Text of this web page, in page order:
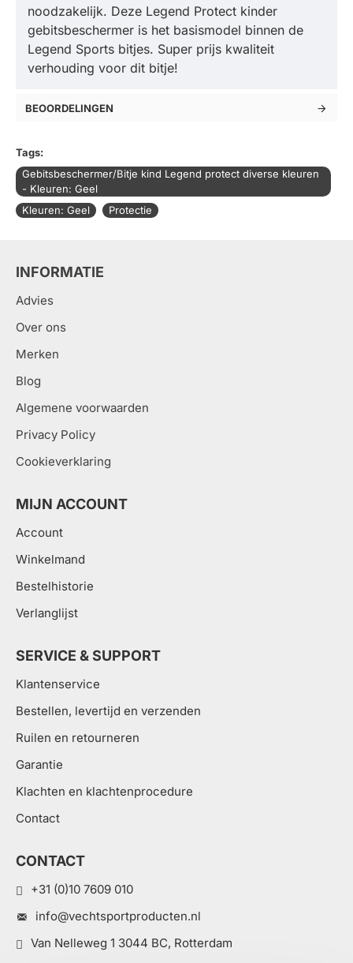
noodzakelijk. Deze Legend Protect kinder
gebitsbeschermer is het basismodel binnen de
Legend Sports bitjes. Super prijs kwaliteit
verhouding voor dit bitje!
BEOORDELINGEN
Tags:
Gebitsbeschermer/Bitje kind Legend protect diverse kleuren
- Kleuren: Geel
Kleuren: Geel
Protectie
INFORMATIE
Advies
Over ons
Merken
Blog
Algemene voorwaarden
Privacy Policy
Cookieverklaring
MIJN ACCOUNT
Account
Winkelmand
Bestelhistorie
Verlanglijst
SERVICE & SUPPORT
Klantenservice
Bestellen, levertijd en verzenden
Ruilen en retourneren
Garantie
Klachten en klachtenprocedure
Contact
CONTACT
+31 (0)10 7609 010
info@vechtsportproducten.nl
Van Nelleweg 1 3044 BC, Rotterdam